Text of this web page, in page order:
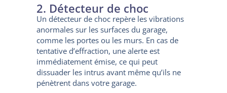
2. Détecteur de choc
Un détecteur de choc repère les vibrations
anormales sur les surfaces du garage,
comme les portes ou les murs. En cas de
tentative d’effraction, une alerte est
immédiatement émise, ce qui peut
dissuader les intrus avant même qu’ils ne
pénètrent dans votre garage.